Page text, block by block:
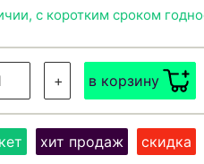
с коротким сроком
+ в корзину
хит продаж скидка